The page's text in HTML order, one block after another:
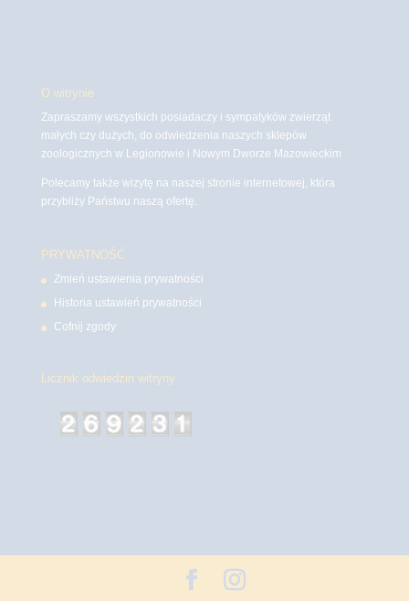
O witrynie
Zapraszamy wszystkich posiadaczy i sympatyków zwierząt
małych czy dużych, do odwiedzenia naszych sklepów
zoologicznych w Legionowie i Nowym Dworze Mazowieckim
Polecamy także wizytę na naszej stronie internetowej, która
przybliży Państwu naszą ofertę.
PRYWATNOŚĆ
Zmień ustawienia prywatności
Historia ustawień prywatności
Cofnij zgody
Licznik odwiedzin witryny